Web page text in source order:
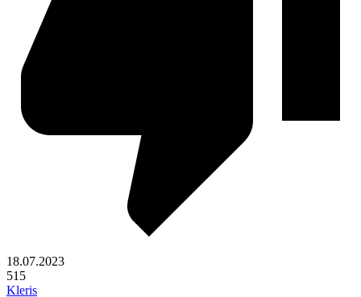
18.07.2023
515
Kleris